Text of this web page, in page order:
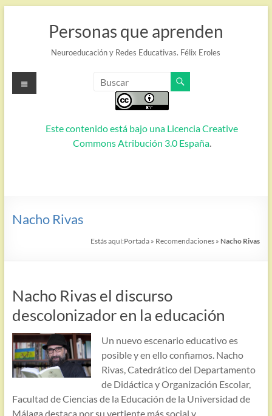
Personas que aprenden
Neuroeducación y Redes Educativas. Félix Eroles
Este contenido está bajo una Licencia Creative
Commons Atribución 3.0 España.
Menú
Nacho Rivas
Estás aquí:Portada » Recomendaciones » Nacho Rivas
Nacho Rivas el discurso
descolonizador en la educación
Un nuevo escenario educativo es
posible y en ello confiamos. Nacho
Rivas, Catedrático del Departamento
de Didáctica y Organización Escolar,
Facultad de Ciencias de la Educación de la Universidad de
Málaga destaca por su vertiente más social y